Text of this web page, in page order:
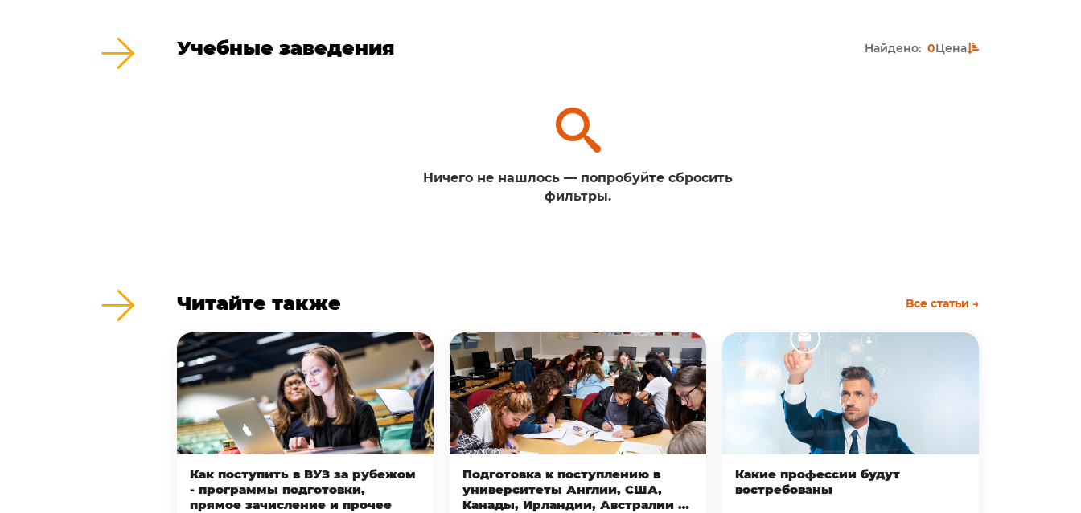
Учебные заведения Найдено: 0Цена
Ничего не нашлось — попробуйте сбросить
фильтры.
Читайте также Все статьи →
Как поступить в ВУЗ за рубежом
- программы подготовки,
прямое зачисление и прочее
Подготовка к поступлению в
университеты Англии, США,
Канады, Ирландии, Австралии и
Какие профессии будут
востребованы